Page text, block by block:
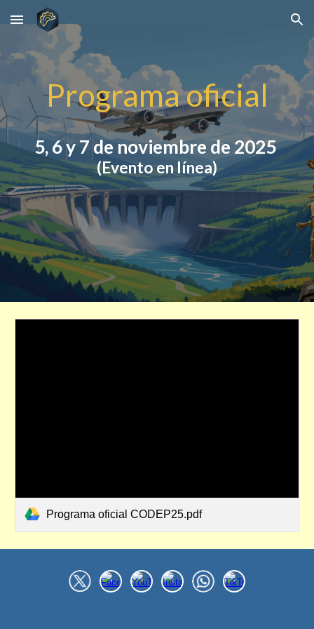
Skip to main content Skip to navigation
Programa oficial
5, 6 y 7 de noviembrede 2025
(Evento en línea)
Programa oficial CODEP25.pdf